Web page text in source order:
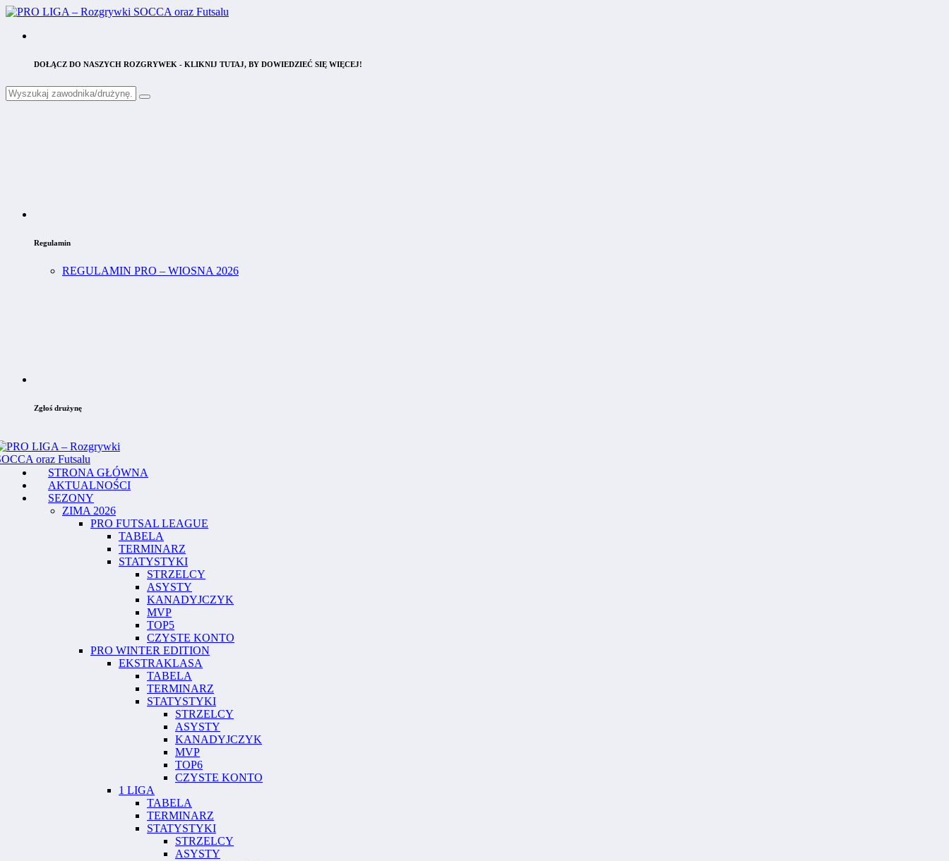
DOŁĄCZ DO NASZYCH ROZGRYWEK - KLIKNIJ TUTAJ, BY DOWIEDZIEĆ SIĘ WIĘCEJ!
Regulamin
REGULAMIN PRO – WIOSNA 2026
Zgłoś drużynę
STRONA GŁÓWNA
AKTUALNOŚCI
SEZONY
ZIMA 2026
PRO FUTSAL LEAGUE
TABELA
TERMINARZ
STATYSTYKI
STRZELCY
ASYSTY
KANADYJCZYK
MVP
TOP5
CZYSTE KONTO
PRO WINTER EDITION
EKSTRAKLASA
TABELA
TERMINARZ
STATYSTYKI
STRZELCY
ASYSTY
KANADYJCZYK
MVP
TOP6
CZYSTE KONTO
1 LIGA
TABELA
TERMINARZ
STATYSTYKI
STRZELCY
ASYSTY